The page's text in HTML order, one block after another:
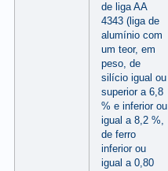
de liga AA
4343 (liga de
alumínio com
um teor, em
peso, de
silício igual ou
superior a 6,8
% e inferior ou
igual a 8,2 %,
de ferro
inferior ou
igual a 0,80